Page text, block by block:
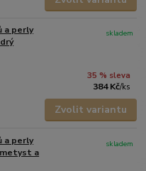
a perly
35 % sleva
384 Kč/ks
skladem
Zvolit variantu
a perly
a
skladem